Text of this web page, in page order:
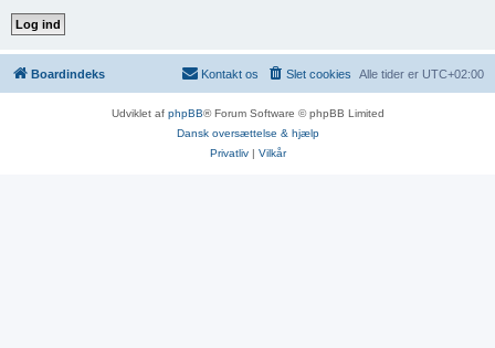
Boardindeks Alle tider er UTC+02:00
Slet cookies
Kontakt os
Udviklet af phpBB® Forum Software © phpBB Limited
Dansk oversættelse & hjælp
Privatliv| Vilkår